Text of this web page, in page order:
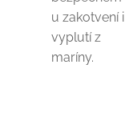
u zakotvení i
vyplutí z
maríny.